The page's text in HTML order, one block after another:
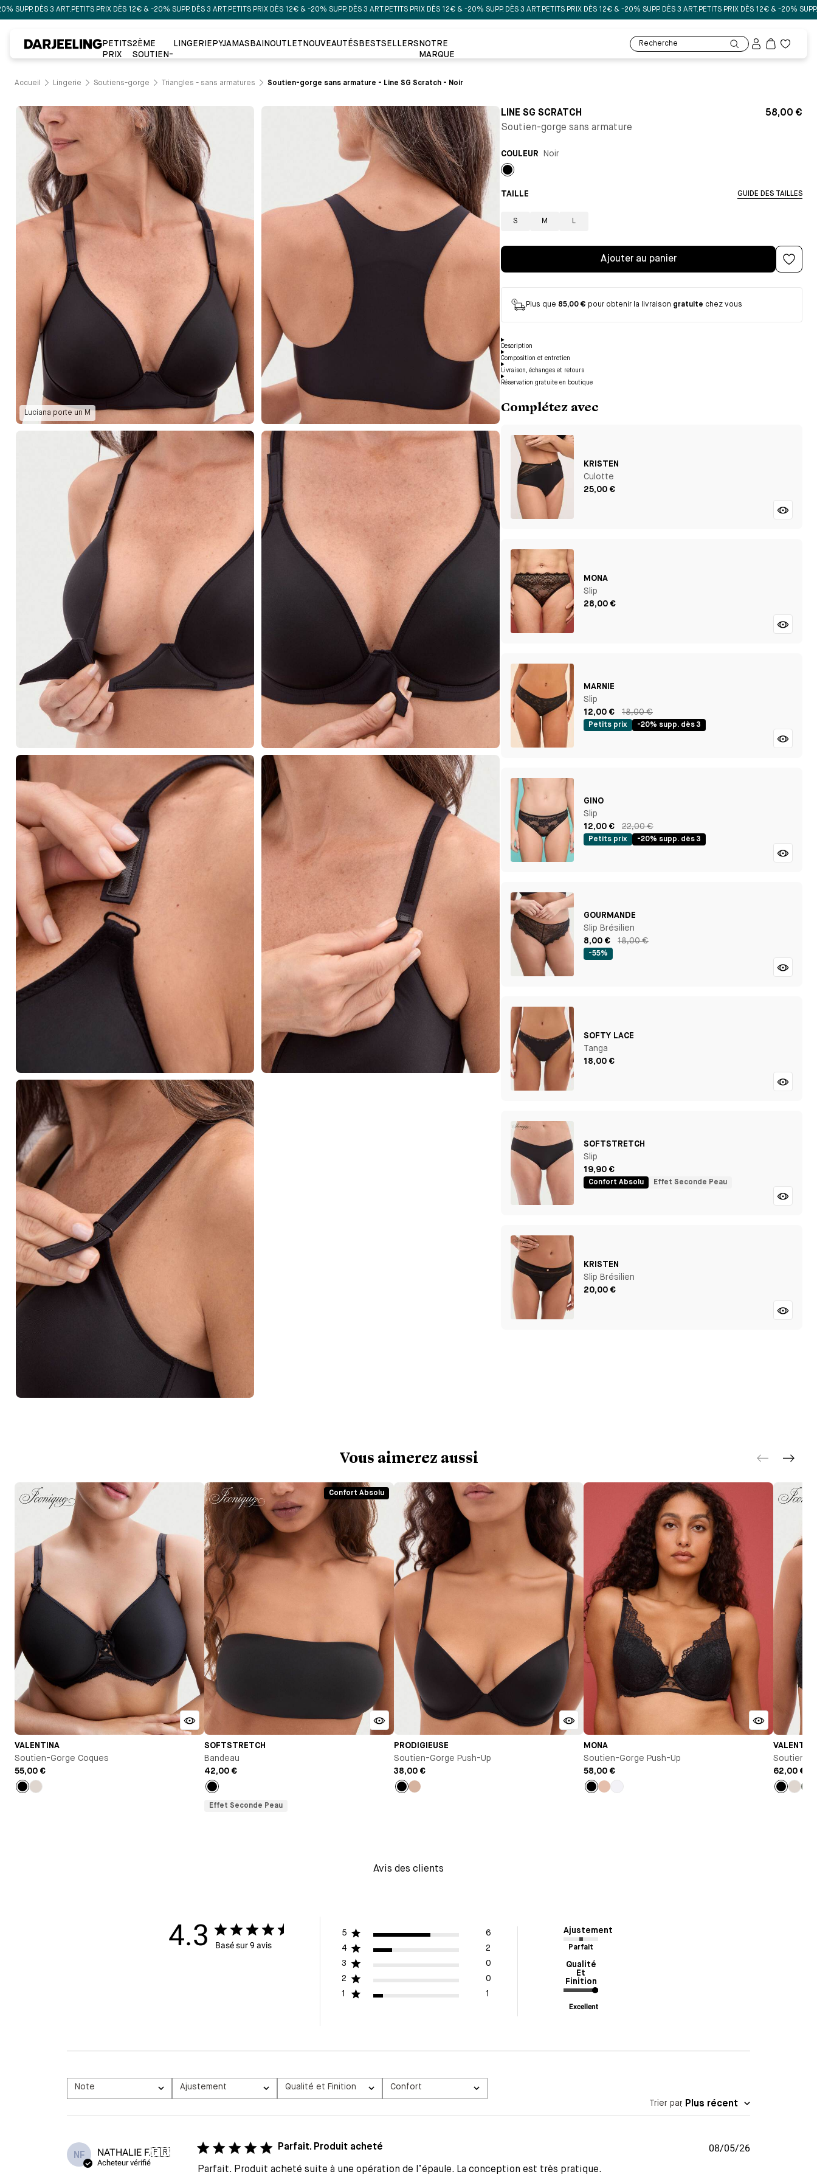
3 ART.PETITS PRIX DÈS 12€ & -20% SUPP. DÈS 3 ART.PETITS PRIX DÈS 12€ & -20% SUPP. DÈS 3 ART.PETITS PRIX DÈS 12€ & -20% SUPP. DÈS 3 ART.PETITS PRIX DÈS 12€ & -20% SUPP. DÈS 3 ART.PETITS PRIX DÈS 12€ & -20% SUPP. DÈS 3
PETITS
PRIX
2ÈME
SOUTIEN-
LINGERIE PYJAMAS BAINOUTLET NOUVEAUTÉS BESTSELLERS NOTRE
MARQUE
Recherche
Mon
compte
liste
Accueil Lingerie Soutiens-gorge Triangles - sans armatures Soutien-gorge sans armature - Line SG Scratch - Noir
Luciana porte un M
LINE SG SCRATCH
Soutien-gorge sans armature
58,00 €
COULEUR Noir
Noir
TAILLE GUIDE DES TAILLES
S M L
Ajouter au panier
Plus que 85,00 € pour obtenir la livraison gratuite chez vous
Description
Composition et entretien
Livraison, échanges et retours
Réservation gratuite en boutique
Complétez avec
KRISTEN
Culotte
25,00 €
MONA
Slip
28,00 €
MARNIE
Slip
12,00 €
18,00 €
Petits prix -20% supp. dès 3
GINO
Slip
12,00 €
22,00 €
Petits prix -20% supp. dès 3
GOURMANDE
Slip Brésilien
8,00 €
18,00 €
-55%
SOFTY LACE
Tanga
18,00 €
SOFTSTRETCH
Slip
19,90 €
Confort Absolu Effet Seconde Peau
KRISTEN
Slip Brésilien
20,00 €
Vous aimerez aussi
VALENTINA
Soutien-Gorge Coques
55,00 €
NoirTalc
Confort Absolu
SOFTSTRETCH
Bandeau
42,00 €
Noir
Effet Seconde Peau
PRODIGIEUSE
Soutien-Gorge Push-Up
38,00 €
Noir
MONA
Soutien-Gorge Push-Up
58,00 €
Noir BeigeBlanc
Soutien-
62,00 €
NoirTalc
Avis des clients
4.3 Basé sur 9 avis
5
6
4
2
3
0
2
0
1
1
Ajustement
Parfait
Qualité
Et
Finition
Excellent
Note
Toutes les évaluations
Ajustement
Tous
Qualité et Finition
Tous
Confort
Tous
Trier par: Plus récent
NF NATHALIE F.🇫🇷
Acheteur vérifié
Parfait. Produit acheté
Parfait. Produit acheté suite à une opération de l’épaule. La conception est très pratique.
Date
08/05/26